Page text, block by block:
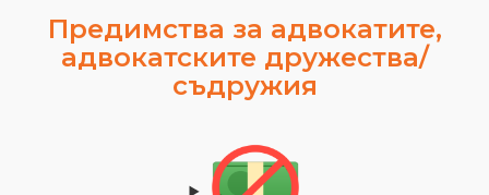
Предимства за адвокатите,
адвокатските дружества/
съдружия